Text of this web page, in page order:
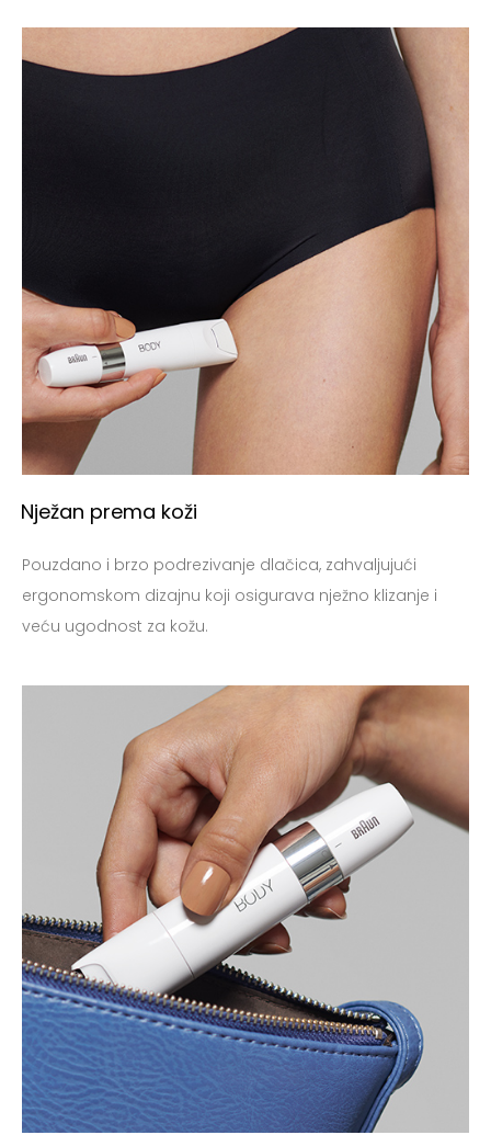
Početna
Stoljeće dobrog dizajna
Proizvodi za nju
Proizvodi za njega
Priče
Kontakt
Registracija
Moj račun
Nježan prema koži
Pouzdano i brzo podrezivanje dlačica, zahvaljujući
ergonomskom dizajnu koji osigurava nježno klizanje i
veću ugodnost za kožu.